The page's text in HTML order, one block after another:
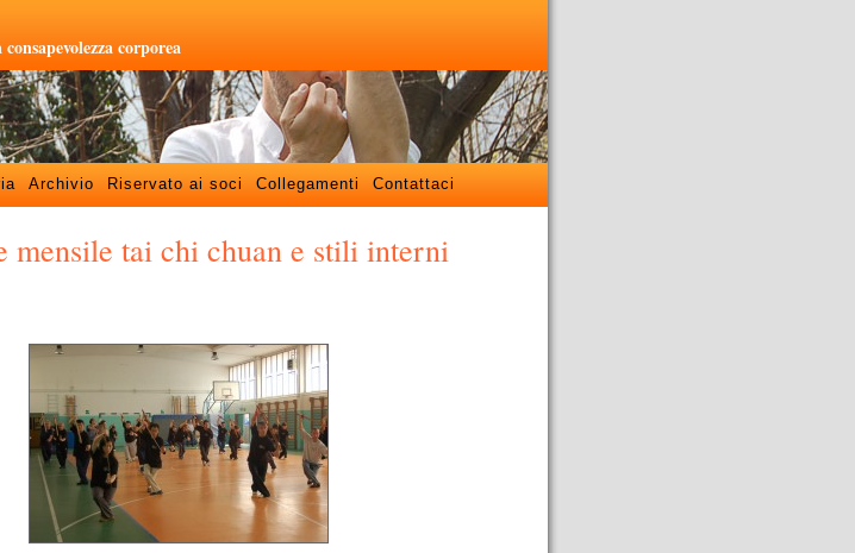
corporea
Archivio Riservato ai soci Collegamenti Contattaci
mensile tai chi chuan e stili interni